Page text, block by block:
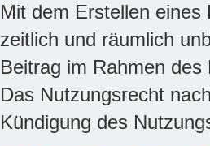
Mit dem Erstellen
zeitlich und räumlich
Beitrag im Rahmen
Das Nutzungsrecht
Kündigung des